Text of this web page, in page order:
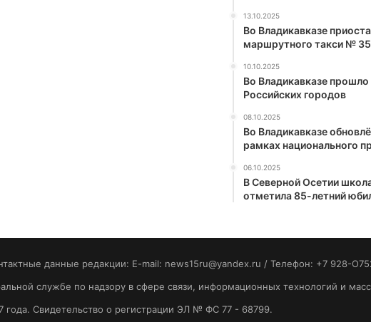
13.10.2025
Во Владикавказе
маршрутного такси № 35
10.10.2025
Во Владикавказе
Российских городов
08.10.2025
Во Владикавказе
рамках национального
06.10.2025
В Северной Осетии
отметила 85-летний
данные редакции: E-mail: news15ru@yandex.ru / Телефон: +7 928-
службе по надзору в сфере связи, информационных технологий и
года. Свидетельство о регистрации ЭЛ № ФС 77 - 68799.